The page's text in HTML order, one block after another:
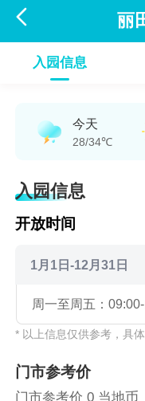
 丽
入园信息
今天
28/34℃
入园信息
开放时间
1月1日-12月31日
周一至周五：
* 以上信息仅供参考，具
门市参考价
门市参考价 0 当地币